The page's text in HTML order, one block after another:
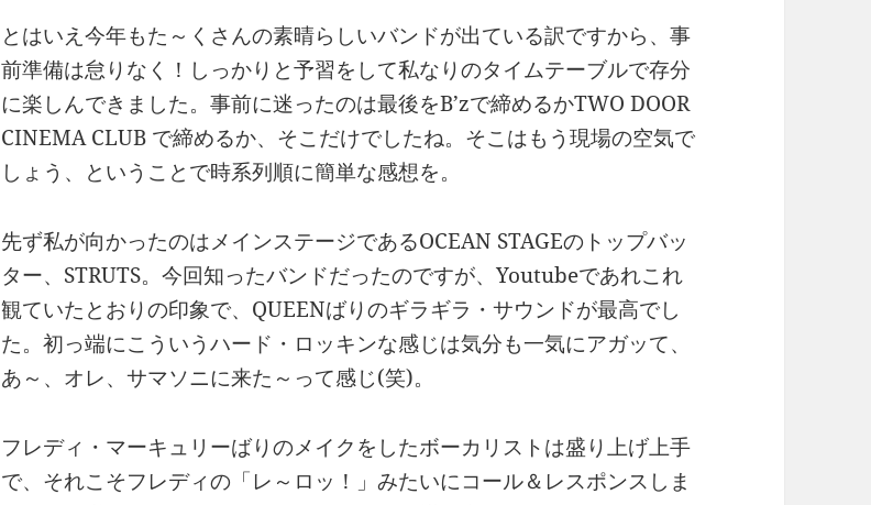
とはいえ今年もた～くさんの素晴らしいバンドが出ている訳ですから、事
前準備は怠りなく！しっかりと予習をして私なりのタイムテーブルで存分
に楽しんできました。事前に迷ったのは最後をB’zで締めるかTWO DOOR
CINEMA CLUB で締めるか、そこだけでしたね。そこはもう現場の空気で
しょう、ということで時系列順に簡単な感想を。
先ず私が向かったのはメインステージであるOCEAN STAGEのトップバッ
ター、STRUTS。今回知ったバンドだったのですが、Youtubeであれこれ
観ていたとおりの印象で、QUEENばりのギラギラ・サウンドが最高でし
た。初っ端にこういうハード・ロッキンな感じは気分も一気にアガッて、
あ～、オレ、サマソニに来た～って感じ(笑)。
フレディ・マーキュリーばりのメイクをしたボーカリストは盛り上げ上手
で、それこそフレディの「レ～ロッ！」みたいにコール＆レスポンスしま